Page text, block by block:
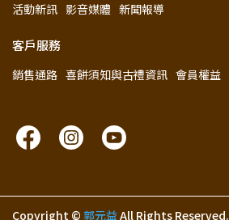
活動新訊 影音媒體 新聞報導
客戶服務
銷售通路 喜餅須知與古禮資訊 會員權益
Copyright © 郭元益All Rights Reserved.